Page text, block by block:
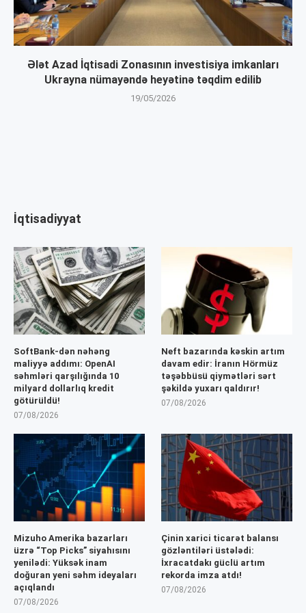
Ələt Azad İqtisadi Zonasının investisiya imkanları
Ukrayna nümayəndə heyətinə təqdim edilib
19/05/2026
İqtisadiyyat
SoftBank-dən nəhəng
maliyyə addımı: OpenAI
səhmləri qarşılığında 10
milyard dollarlıq kredit
götürüldü!
07/08/2026
Neft bazarında kəskin artım
davam edir: İranın Hörmüz
təşəbbüsü qiymətləri sərt
şəkildə yuxarı qaldırır!
07/08/2026
Mizuho Amerika bazarları
üzrə “Top Picks” siyahısını
yenilədi: Yüksək inam
doğuran yeni səhm ideyaları
açıqlandı
07/08/2026
Çinin xarici ticarət balansı
gözləntiləri üstələdi:
İxracatdakı güclü artım
rekorda imza atdı!
07/08/2026